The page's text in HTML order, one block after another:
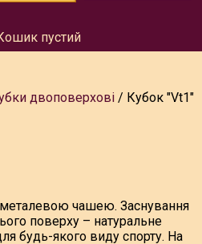
пустий
двоповерхові Кубок "Vt1"
чашею. Заснування
поверху – натуральне
будь-якого виду спорту. На